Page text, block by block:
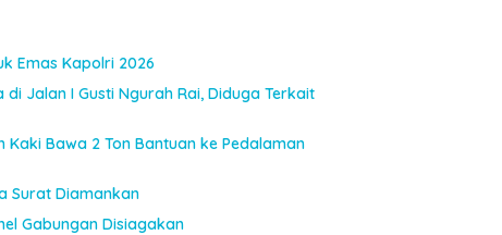
Emas Kapolri 2026
Jalan I Gusti Ngurah Rai, Diduga Terkait
Bawa 2 Ton Bantuan ke Pedalaman
Surat Diamankan
Gabungan Disiagakan